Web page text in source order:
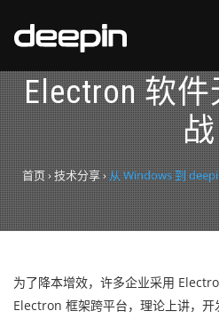
从 Windows
Electron 软
战
首页›技术分享› 从 Windows 到
为了降本增效，许多企业采用
Electron 框架跨平台，理论上讲，开